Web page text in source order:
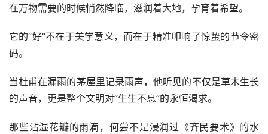
在万物需要的时候悄然降临，滋润着大地，孕育着希望。
它的”好”不在于美学意义，而在于精准叩响了惊蛰的节令密
码。
当杜甫在漏雨的茅屋里记录雨声，他听见的不仅是草木生长
的声音，更是整个文明对”生生不息”的永恒渴求。
那些沾湿花瓣的雨滴，何尝不是浸润过《齐民要术》的水